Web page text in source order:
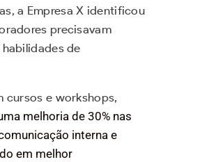
a Empresa X identificou
precisavam
de
cursos e workshops,
melhoria de 30% nas
interna e
em melhor